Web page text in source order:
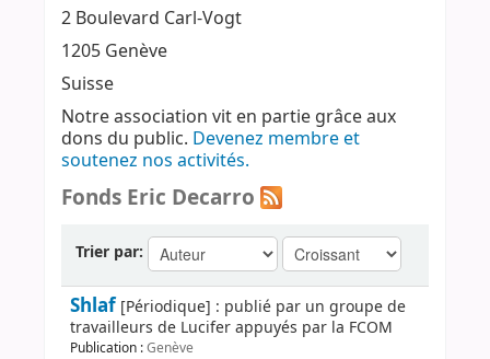
2 Boulevard Carl-Vogt
1205 Genève
Suisse
Notre association vit en partie grâce aux
dons du public. Devenez membre et
soutenez nos activités.
Fonds Eric Decarro
Trier par:
Shlaf [Périodique] : publié par un groupe de
travailleurs de Lucifer appuyés par la FCOM
Publication :Genève